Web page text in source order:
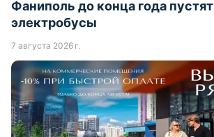
Фаниполь до конца года пустят
электробусы
7 августа 2026 г.